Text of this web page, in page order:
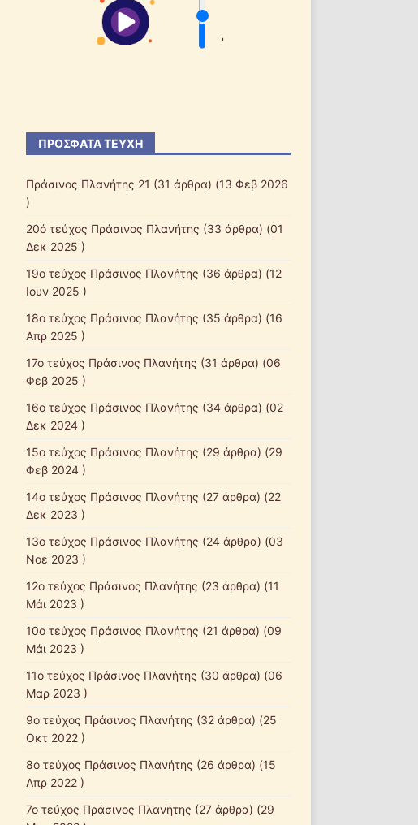
'
ΠΡΌΣΦΑΤΑ ΤΕΎΧΗ
Πράσινος Πλανήτης 21 (31 άρθρα) (13 Φεβ 2026
)
20ό τεύχος Πράσινος Πλανήτης (33 άρθρα) (01
Δεκ 2025 )
19ο τεύχος Πράσινος Πλανήτης (36 άρθρα) (12
Ιουν 2025 )
18ο τεύχος Πράσινος Πλανήτης (35 άρθρα) (16
Απρ 2025 )
17ο τεύχος Πράσινος Πλανήτης (31 άρθρα) (06
Φεβ 2025 )
16ο τεύχος Πράσινος Πλανήτης (34 άρθρα) (02
Δεκ 2024 )
15ο τεύχος Πράσινος Πλανήτης (29 άρθρα) (29
Φεβ 2024 )
14ο τεύχος Πράσινος Πλανήτης (27 άρθρα) (22
Δεκ 2023 )
13ο τεύχος Πράσινος Πλανήτης (24 άρθρα) (03
Νοε 2023 )
12ο τεύχος Πράσινος Πλανήτης (23 άρθρα) (11
Μάι 2023 )
10ο τεύχος Πράσινος Πλανήτης (21 άρθρα) (09
Μάι 2023 )
11ο τεύχος Πράσινος Πλανήτης (30 άρθρα) (06
Μαρ 2023 )
9ο τεύχος Πράσινος Πλανήτης (32 άρθρα) (25
Οκτ 2022 )
8ο τεύχος Πράσινος Πλανήτης (26 άρθρα) (15
Απρ 2022 )
7ο τεύχος Πράσινος Πλανήτης (27 άρθρα) (29